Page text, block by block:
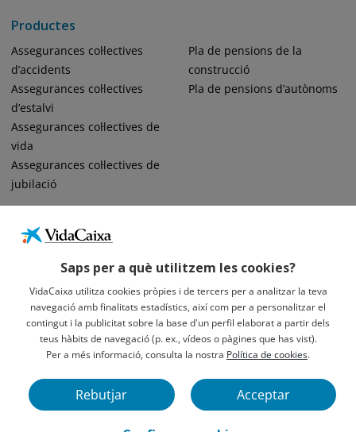
Saps per a què utilitzem les cookies?
VidaCaixa utilitza cookies pròpies i de tercers per a analitzar la teva
navegació amb finalitats estadístics, així com per a personalitzar el
contingut i la publicitat sobre la base d'un perfil elaborat a partir dels
teus hàbits de navegació (p. ex., vídeos o pàgines que has vist).
Per a més informació, consulta la nostra Política de cookies.
Rebutjar Acceptar
Productes
Assegurances col·lectives
d’accidents
Assegurances col·lectives
d’estalvi
Assegurances col·lectives de
vida
Assegurances col·lectives de
jubilació
Pla de pensions de la
construcció
Pla de pensions d’autònoms
Informació Legal Sobre VidaCaixa, S.A.
Avís Legal
Privacidad
VidaCaixa S. A. U. Societat Unipersonal 2026.